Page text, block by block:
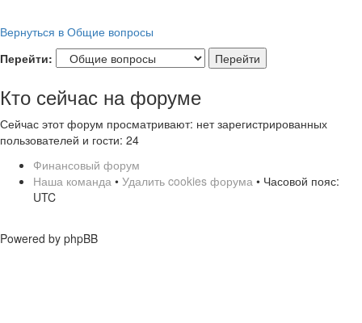
Вернуться в Общие вопросы
Перейти:
Кто сейчас на форуме
Сейчас этот форум просматривают: нет зарегистрированных
пользователей и гости: 24
Финансовый форум
Наша команда • Удалить cookies форума • Часовой пояс:
UTC
Powered by phpBB